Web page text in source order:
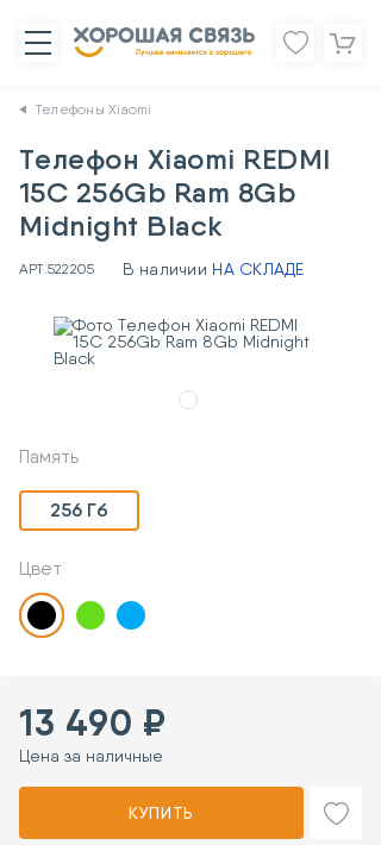
Телефоны Xiaomi
Телефон Xiaomi REDMI
15C 256Gb Ram 8Gb
Midnight Black
АРТ.522205 В наличии НА СКЛАДЕ
Память
256 Гб
Цвет
13 490 ₽
Цена за наличные
КУПИТЬ